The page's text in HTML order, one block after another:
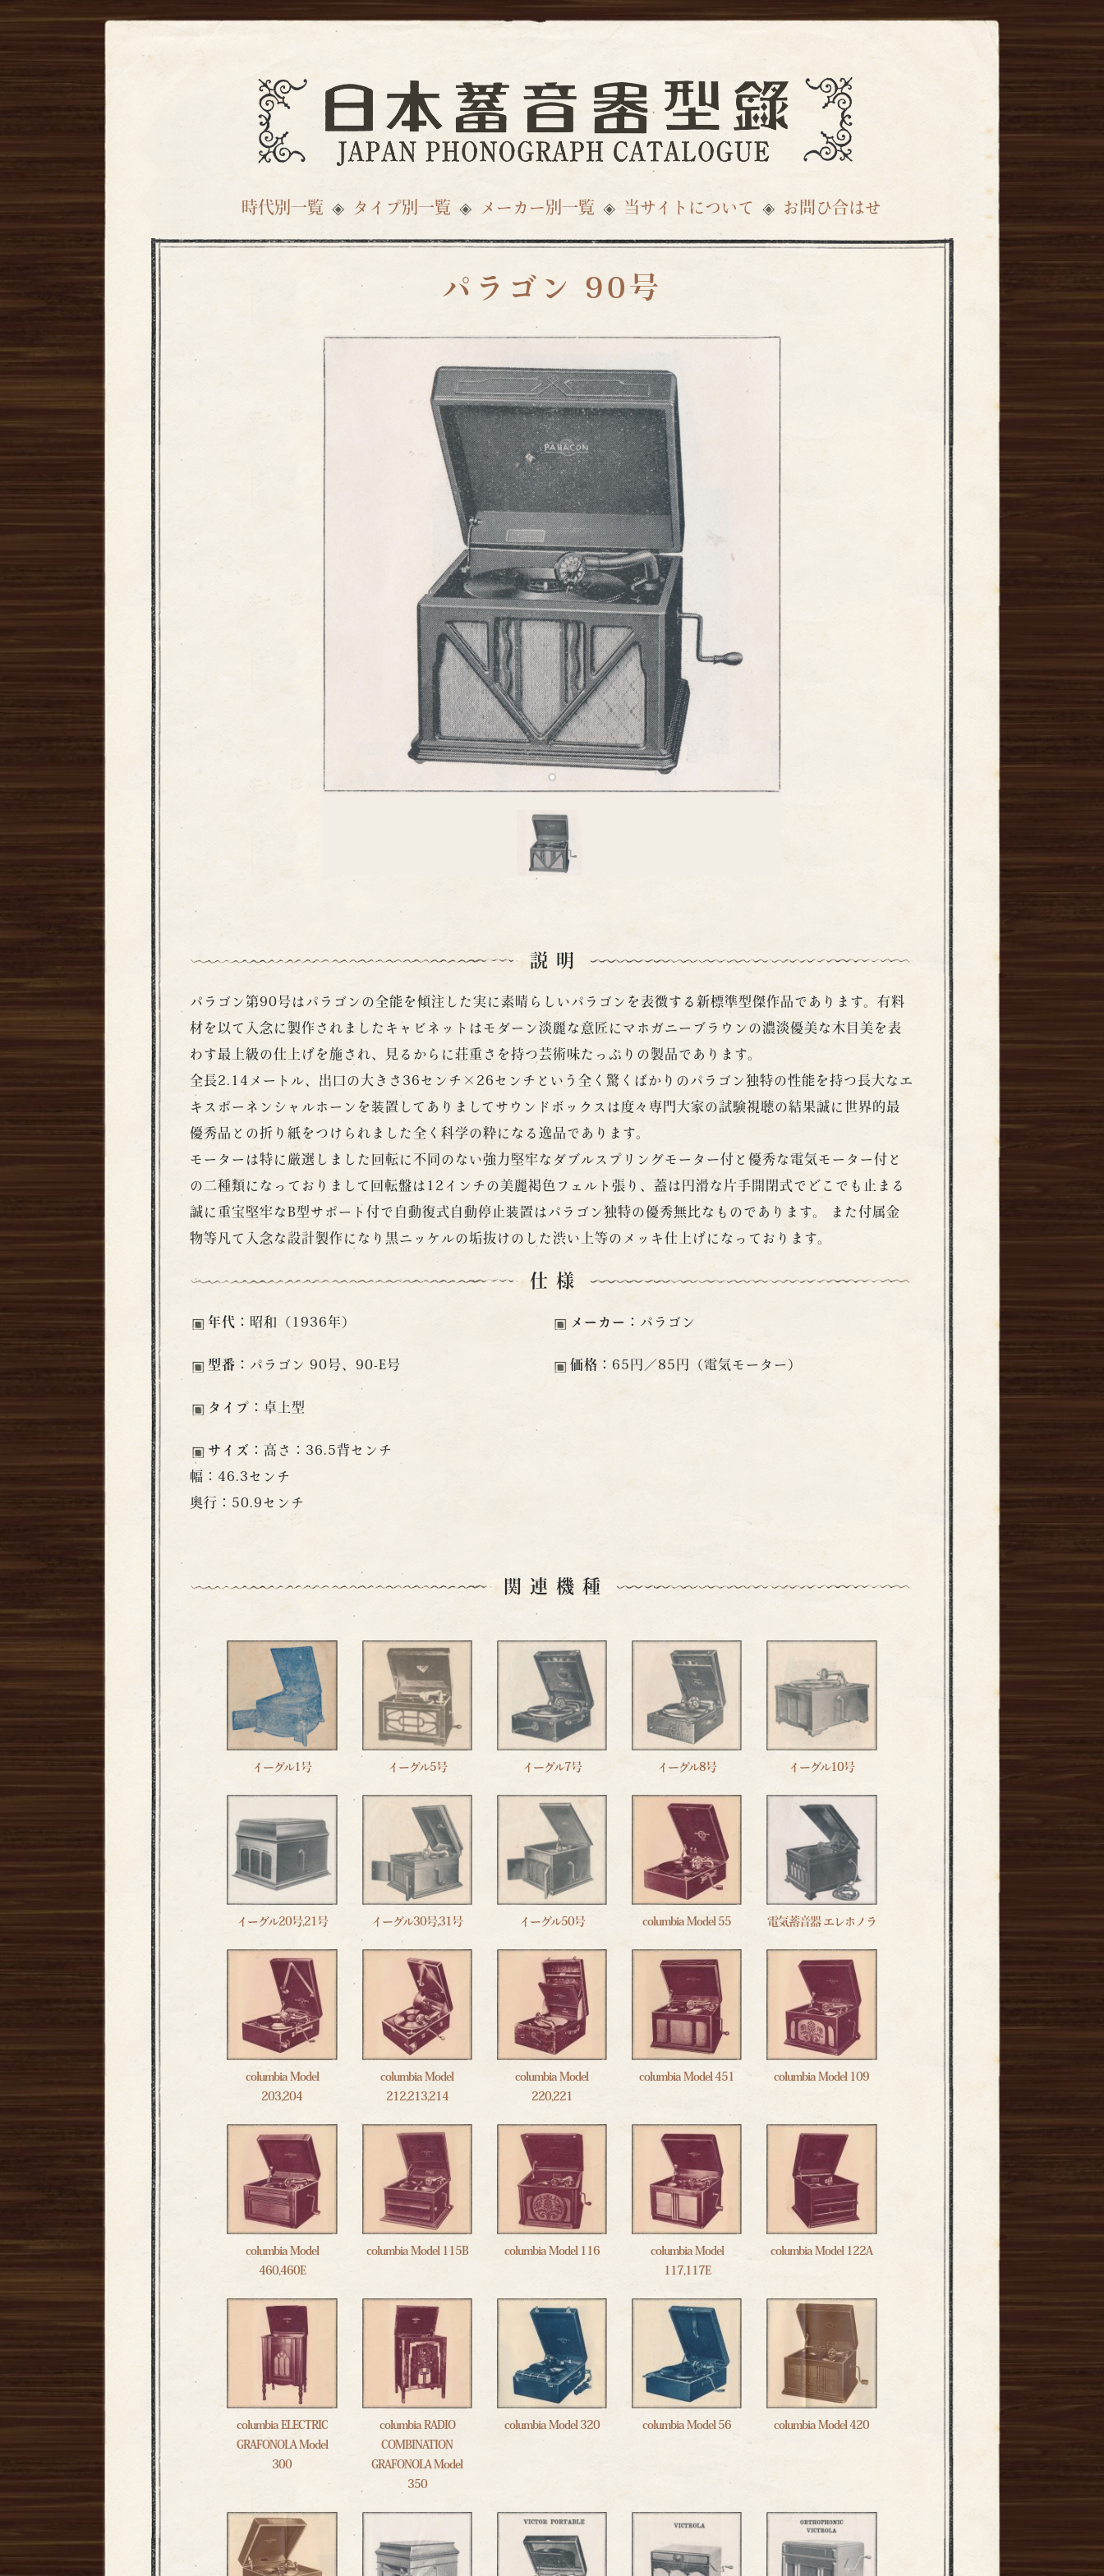
時代別一覧 タイプ別一覧 メーカー別一覧 当サイトについて お問ひ合はせ
パラゴン 90号
説明
パラゴン第90号はパラゴンの全能を傾注した実に素晴らしいパラゴンを表徴する新標準型傑作品であります。有料
材を以て入念に製作されましたキャビネットはモダーン淡麗な意匠にマホガニーブラウンの濃淡優美な木目美を表
わす最上級の仕上げを施され、見るからに荘重さを持つ芸術味たっぷりの製品であります。
全長2.14メートル、出口の大きさ36センチ×26センチという全く驚くばかりのパラゴン独特の性能を持つ長大なエ
キスポーネンシャルホーンを装置してありましてサウンドボックスは度々専門大家の試験視聴の結果誠に世界的最
優秀品との折り紙をつけられました全く科学の粋になる逸品であります。
モーターは特に厳選しました回転に不同のない強力堅牢なダブルスプリングモーター付と優秀な電気モーター付と
の二種類になっておりまして回転盤は12インチの美麗褐色フェルト張り、蓋は円滑な片手開閉式でどこでも止まる
誠に重宝堅牢なB型サポート付で自動復式自動停止装置はパラゴン独特の優秀無比なものであります。 また付属金
物等凡て入念な設計製作になり黒ニッケルの垢抜けのした渋い上等のメッキ仕上げになっております。
仕様
年代： 昭和（1936年） メーカー： パラゴン
型番： パラゴン 90号、90-E号 価格： 65円／85円（電気モーター）
タイプ：卓上型
サイズ： 高さ：36.5背センチ
幅：46.3センチ
奥行：50.9センチ
関連機種
イーグル1号 イーグル5号 イーグル7号 イーグル8号 イーグル10号
イーグル20号,21号 イーグル30号,31号 イーグル50号 columbia Model 55 電気蓄音器 エレホノラ
columbia Model
203,204
columbia Model
212,213,214
columbia Model
220,221
columbia Model 451 columbia Model 109
columbia Model
460,460E
columbia Model 115B columbia Model 116
columbia Model
117,117E
columbia Model 122A
columbia ELECTRIC
GRAFONOLA Model
300
columbia RADIO
COMBINATION
GRAFONOLA Model
350
columbia Model 320 columbia Model 56 columbia Model 420